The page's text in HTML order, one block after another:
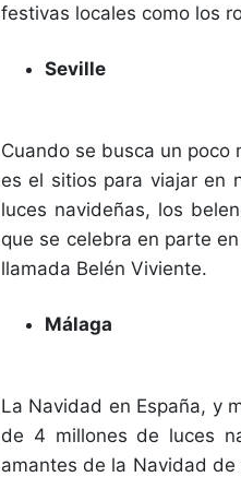
festivas locales como los
Seville
Cuando se busca un poco
es el sitios para viajar en
luces navideñas, los
que se celebra en parte
llamada Belén Viviente.
Málaga
La Navidad en España, y
de 4 millones de luces
amantes de la Navidad